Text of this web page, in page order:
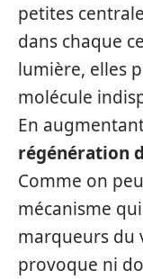
petites
dans chaque
lumière, elles
molécule
En
régénération
Comme on
mécanisme
marqueurs du
provoque ni